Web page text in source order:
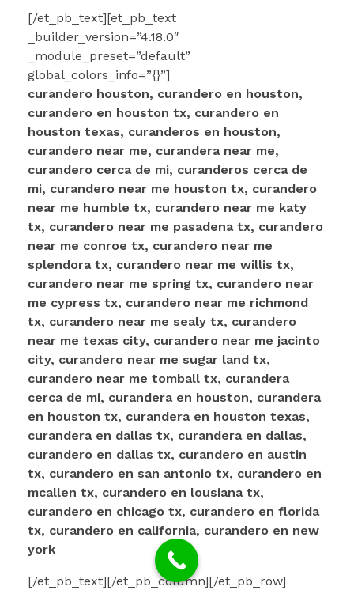
[/et_pb_text][et_pb_text
_builder_version=”4.18.0″
_module_preset=”default”
global_colors_info=”{}”]
curandero houston, curandero en houston,
curandero en houston tx, curandero en
houston texas, curanderos en houston,
curandero near me, curandera near me,
curandero cerca de mi, curanderos cerca de
mi, curandero near me houston tx, curandero
near me humble tx, curandero near me katy
tx, curandero near me pasadena tx, curandero
near me conroe tx, curandero near me
splendora tx, curandero near me willis tx,
curandero near me spring tx, curandero near
me cypress tx, curandero near me richmond
tx, curandero near me sealy tx, curandero
near me texas city, curandero near me jacinto
city, curandero near me sugar land tx,
curandero near me tomball tx, curandera
cerca de mi, curandera en houston, curandera
en houston tx, curandera en houston texas,
curandera en dallas tx, curandera en dallas,
curandero en dallas tx, curandero en austin
tx, curandero en san antonio tx, curandero en
mcallen tx, curandero en lousiana tx,
curandero en chicago tx, curandero en florida
tx, curandero en california, curandero en new
york
[/et_pb_text][/et_pb_column][/et_pb_row]